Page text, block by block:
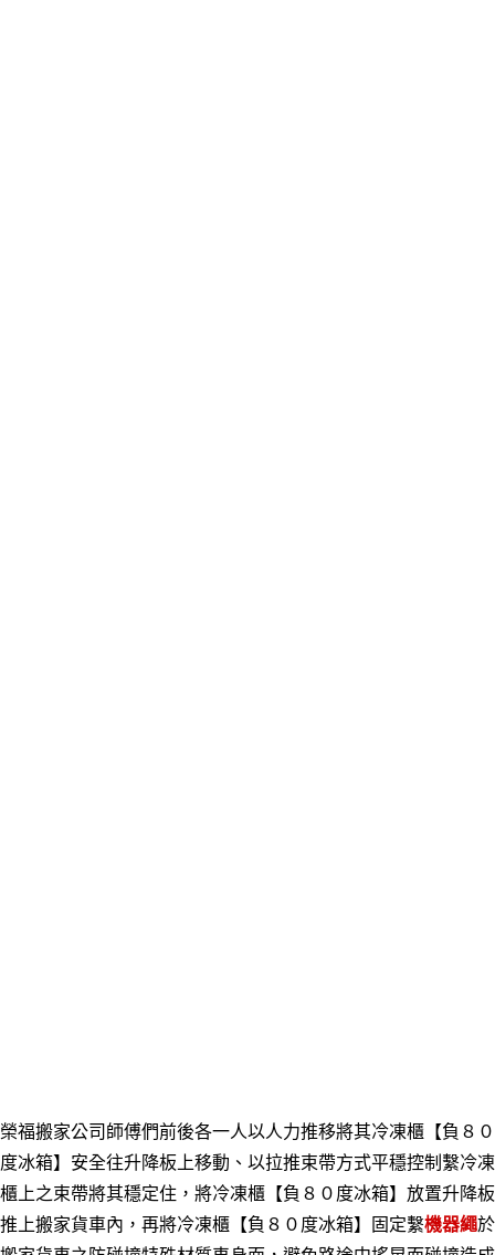
榮福搬家公司師傅們前後各一人以人力推移將其冷凍櫃【負８０
度冰箱】安全往升降板上移動、以拉推束帶方式平穩控制繫冷凍
櫃上之束帶將其穩定住，將冷凍櫃 【負８０度冰箱】 放置升降板
推上搬家貨車內，再將冷凍櫃【負８０度冰箱】 固定繫機器繩於